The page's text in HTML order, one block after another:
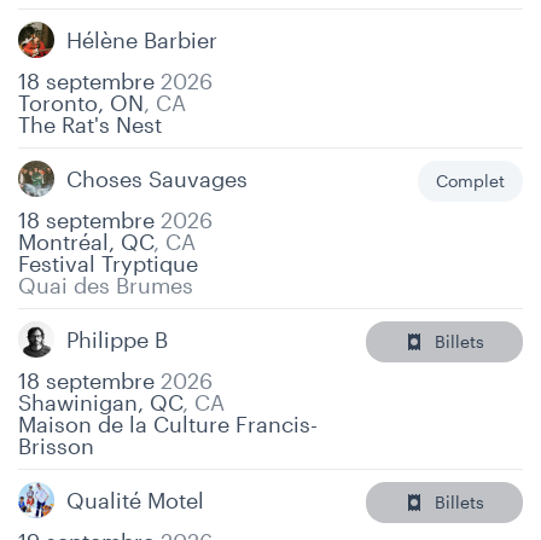
Hélène Barbier
18 septembre 2026
Toronto, ON, CA
The Rat's Nest
Choses Sauvages
18 septembre 2026
Montréal, QC, CA
Festival Tryptique
Quai des Brumes
Complet
Philippe B
18 septembre 2026
Shawinigan, QC, CA
Maison de la Culture Francis-
Brisson
Billets
Qualité Motel
Billets